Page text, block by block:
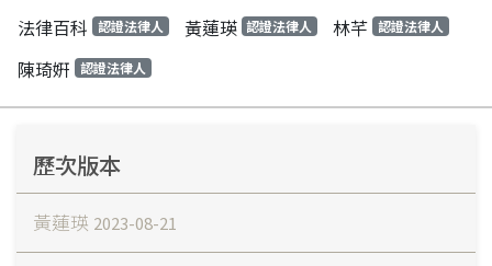
法律百科 認證法律人 黃蓮瑛 認證法律人 林芊 認證法律人
陳琦姸 認證法律人
歷次版本
黃蓮瑛 2023-08-21